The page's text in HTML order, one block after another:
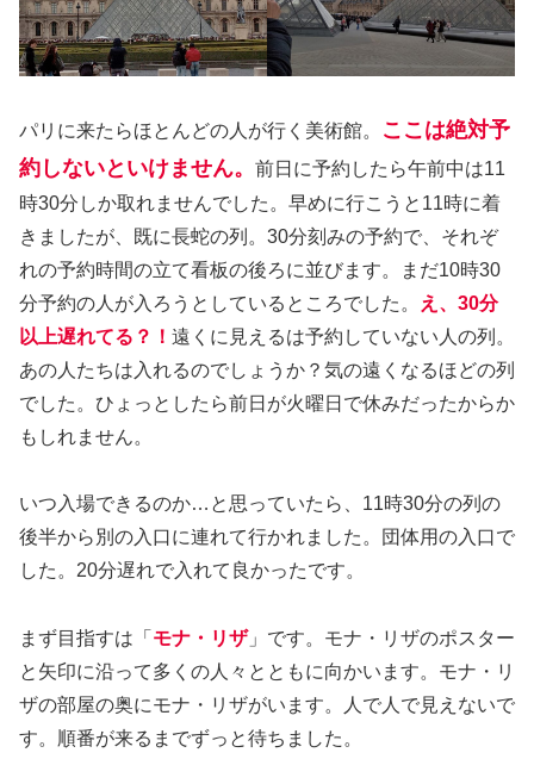
パリに来たらほとんどの人が行く美術館。
ここは絶対予
約しないといけません。 前日に予約したら午前中は11
時30分しか取れませんでした。早めに行こうと11時に着
きましたが、既に長蛇の列。30分刻みの予約で、それぞ
れの予約時間の立て看板の後ろに並びます。まだ10時30
分予約の人が入ろうとしているところでした。
え、30分
以上遅れてる？！ 遠くに見えるは予約していない人の列。
あの人たちは入れるのでしょうか？気の遠くなるほどの列
でした。ひょっとしたら前日が火曜日で休みだったからか
もしれません。
いつ入場できるのか…と思っていたら、11時30分の列の
後半から別の入口に連れて行かれました。団体用の入口で
した。20分遅れで入れて良かったです。
まず目指すは「 モナ・リザ」です。モナ・リザのポスター
と矢印に沿って多くの人々とともに向かいます。モナ・リ
ザの部屋の奥にモナ・リザがいます。人で人で見えないで
す。順番が来るまでずっと待ちました。